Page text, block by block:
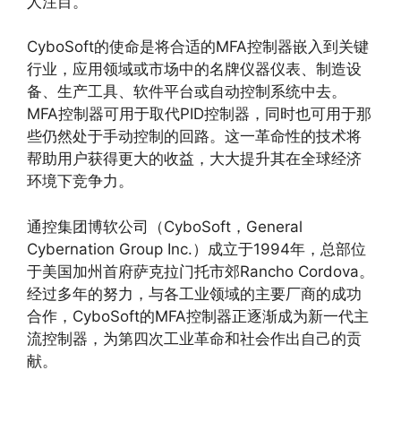
CyboSoft的使命是将合适的MFA控制器嵌入到关键
行业，应用领域或市场中的名牌仪器仪表、制造设
备、生产工具、软件平台或自动控制系统中去。
MFA控制器可用于取代PID控制器，同时也可用于那
些仍然处于手动控制的回路。这一革命性的技术将
帮助用户获得更大的收益，大大提升其在全球经济
环境下竞争力。
通控集团博软公司（CyboSoft，General
Cybernation Group Inc.）成立于1994年，总部位
于美国加州首府萨克拉门托市郊Rancho Cordova。
经过多年的努力，与各工业领域的主要厂商的成功
合作，CyboSoft的MFA控制器正逐渐成为新一代主
流控制器，为第四次工业革命和社会作出自己的贡
献。